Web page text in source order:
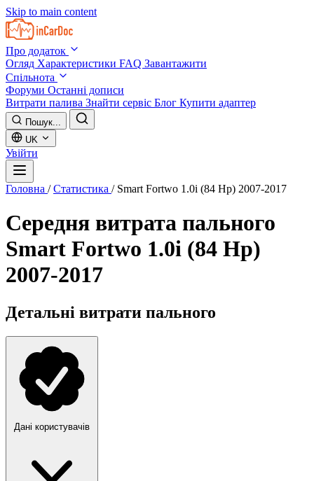
Skip to main content
Про додаток
Огляд Характеристики FAQ Завантажити
Спільнота
Форуми Останні дописи
Витрати палива Знайти сервіс Блог Купити адаптер
Пошук...
UK
Увійти
Головна / Статистика / Smart Fortwo 1.0i (84 Hp) 2007-2017
Середня витрата пального
Smart Fortwo 1.0i (84 Hp)
2007-2017
Детальні витрати пального
Дані користувачів